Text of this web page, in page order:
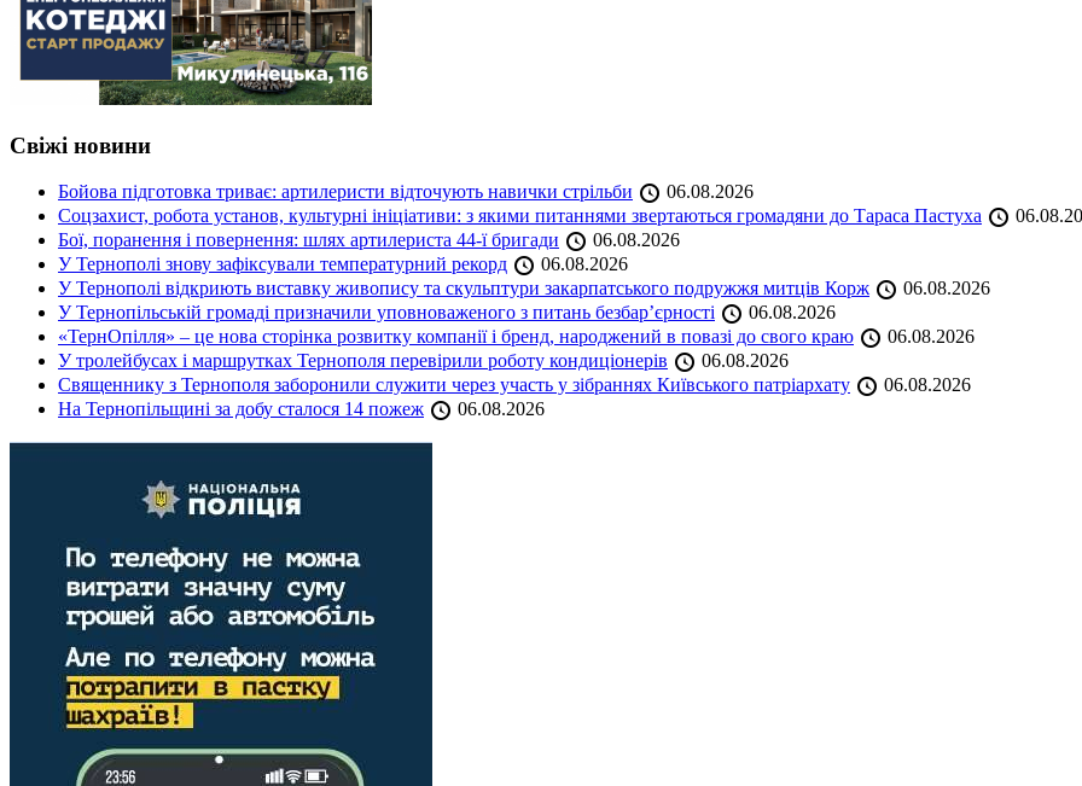
Свіжі новини
Бойова підготовка триває: артилеристи відточують навички стрільби
06.08.2026
Соцзахист, робота установ, культурні ініціативи: з якими питаннями звертаються громадяни до Тараса Пастуха
Бої, поранення і повернення: шлях артилериста 44-ї бригади
06.08.2026
У Тернополі знову зафіксували температурний рекорд
06.08.2026
У Тернополі відкриють виставку живопису та скульптури закарпатського подружжя митців Корж
06.08.2026
У Тернопільській громаді призначили уповноваженого з питань безбар’єрності
06.08.2026
«ТернОпілля» – це нова сторінка розвитку компанії і бренд, народжений в повазі до свого краю
06.08.2026
У тролейбусах і маршрутках Тернополя перевірили роботу кондиціонерів
06.08.2026
Священнику з Тернополя заборонили служити через участь у зібраннях Київського патріархату
06.08.2026
На Тернопільщині за добу сталося 14 пожеж
06.08.2026